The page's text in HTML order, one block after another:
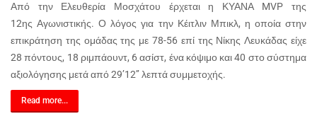
Από την Ελευθερία Μοσχάτου έρχεται η ΚΥΑΝΑ MVP της
12ης Αγωνιστικής. Ο λόγος για την Κέιτλιν Μπικλ, η οποία στην
επικράτηση της ομάδας της με 78-56 επί της Νίκης Λευκάδας είχε
28 πόντους, 18 ριμπάουντ, 6 ασίστ, ένα κόψιμο και 40 στο σύστημα
αξιολόγησης μετά από 29’12’’ λεπτά συμμετοχής.
Read more...